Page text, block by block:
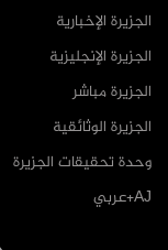
الجزيرة الإخبارية
الجزيرة الإنجليزية
الجزيرة مباشر
الجزيرة الوثائقية
وحدة تحقيقات الجزيرة
AJ+عربي